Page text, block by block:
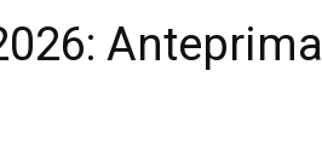
Anteprima